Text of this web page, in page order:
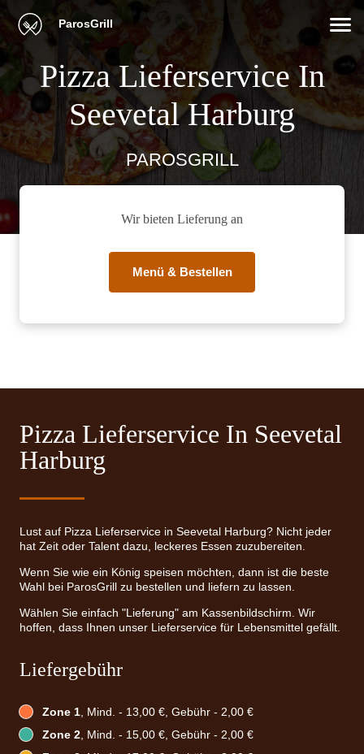
ParosGrill
Pizza Lieferservice In
Seevetal Harburg
PAROSGRILL
Wir bieten Lieferung an
Menü & Bestellen
Pizza Lieferservice In Seevetal
Harburg
Lust auf Pizza Lieferservice in Seevetal Harburg? Nicht jeder
hat Zeit oder Talent dazu, leckeres Essen zuzubereiten.
Wenn Sie wie ein König speisen möchten, dann ist die beste
Wahl bei ParosGrill zu bestellen und liefern zu lassen.
Wählen Sie einfach "Lieferung" am Kassenbildschirm. Wir
hoffen, dass Ihnen unser Lieferservice für Lebensmittel gefällt.
Liefergebühr
Zone 1, Mind. - 13,00 €, Gebühr - 2,00 €
Zone 2, Mind. - 15,00 €, Gebühr - 2,00 €